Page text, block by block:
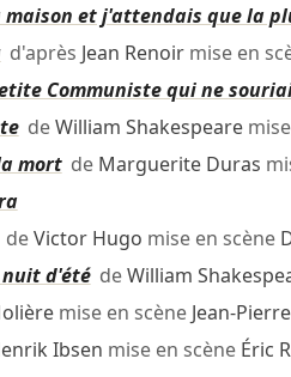
maison et j'attendais que la
d'après Jean Renoirmise en
Communiste qui ne
deWilliam Shakespeare
mortde Marguerite Duras
Victor Hugo mise en scène
nuit d'étédeWilliam
mise en scène Jean-
Ibsen mise en scène Éric